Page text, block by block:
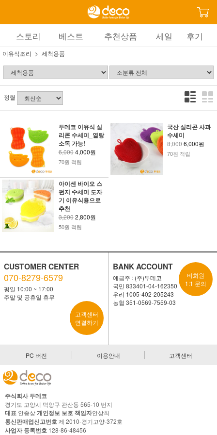
스토리 베스트 추천상품 세일 후기
이유식조리 세척용품
정렬
투데코 이유식 실
리콘 수세미_열탕
소독 가능!
6,0004,000원
70원 적립
국산 실리콘 사과
수세미
8,0006,000원
70원 적립
아이센 바이오 스
펀지 수세미 도자
기 이유식용으로
추천
3,2002,800원
50원 적립
CUSTOMER CENTER
070-8279-6579
평일 10:00 ~ 17:00
주말 및 공휴일 휴무
고객센터
연결하기
BANK ACCOUNT
예금주 : (주)투데코
국민 833401-04-162350
우리 1005-402-205243
농협 351-0569-7559-03
비회원
1:1 문의
PC 버전 이용안내 고객센터
주식회사 투데코
경기도 고양시 덕양구 관산동 565-10 번지
대표 안종상개인정보 보호 책임자안상희
통신판매업신고번호제 2010-경기고양-372호
사업자 등록번호 128-86-48456